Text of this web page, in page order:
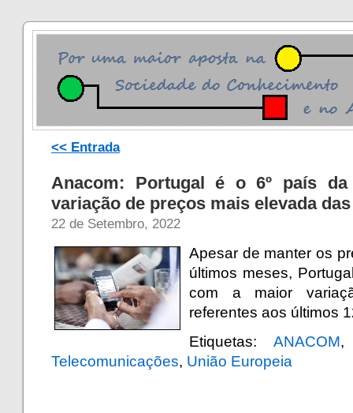
<< Entrada
Anacom: Portugal é o 6º país
variação de preços mais elevada
22 de Setembro, 2022
Apesar de manter os
últimos meses,
com a maior
referentes aos últimos
Etiquetas:ANACOM
Telecomunicações, União Europeia